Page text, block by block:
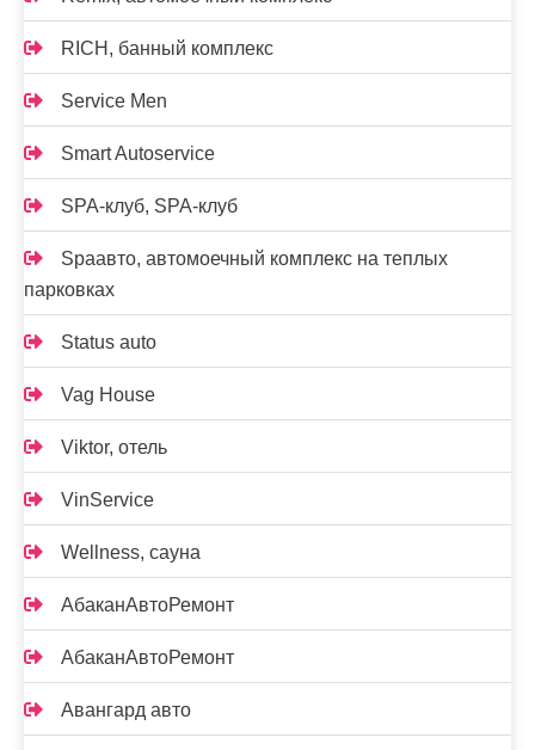
RICH, банный комплекс
Service Men
Smart Autoservice
SPA-клуб, SPA-клуб
Spaавто, автомоечный комплекс на теплых
парковках
Status auto
Vag House
Viktor, отель
VinService
Wellness, сауна
АбаканАвтоРемонт
АбаканАвтоРемонт
Авангард авто